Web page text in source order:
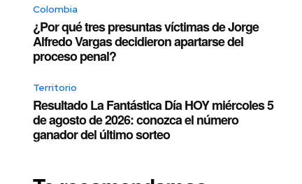
Colombia
¿Por qué tres presuntas víctimas de Jorge
Alfredo Vargas decidieron apartarse del
proceso penal?
Territorio
Resultado La Fantástica Día HOY miércoles 5
de agosto de 2026: conozca el número
ganador del último sorteo